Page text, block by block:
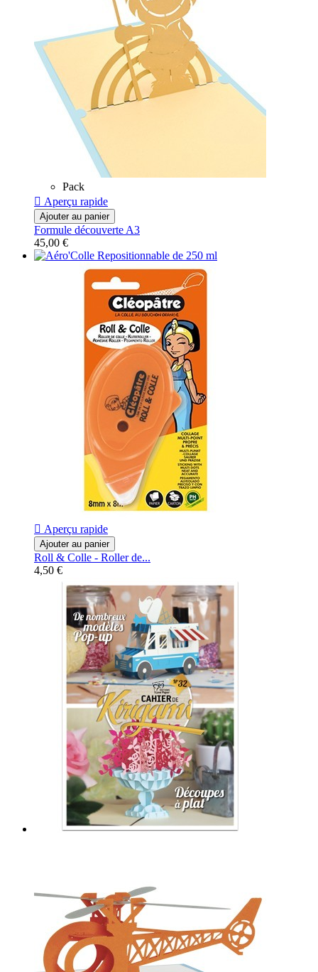
Pack
 Aperçu rapide
Ajouter au panier
Formule découverte A3
45,00 €
 Aperçu rapide
Ajouter au panier
Roll & Colle - Roller de...
4,50 €